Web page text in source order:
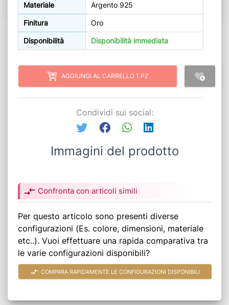
Materiale Argento 925
Finitura Oro
Disponibilità Disponibilità immediata
AGGIUNGI AL CARRELLO 1 PZ
Condividi sui social:
Immagini del prodotto
compare_arrows Confronta con articoli simili
Per questo articolo sono presenti diverse
configurazioni (Es. colore, dimensioni, materiale
etc..). Vuoi effettuare una rapida comparativa tra
le varie configurazioni disponibili?
compare_arrows COMPARA RAPIDAMENTE LE CONFIGURAZIONI DISPONIBILI